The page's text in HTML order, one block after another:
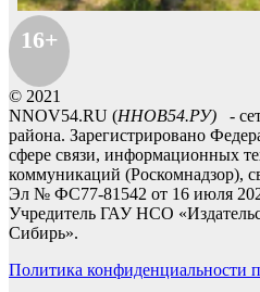
16+
© 2021
NNOV54.RU (ННОВ54.РУ) -
района. Зарегистрировано
сфере связи, информационных
коммуникаций (Роскомнадзор),
Эл № ФС77-81542 от 16 июля
Учредитель ГАУ НСО
Сибирь».
Политика конфиденциальности